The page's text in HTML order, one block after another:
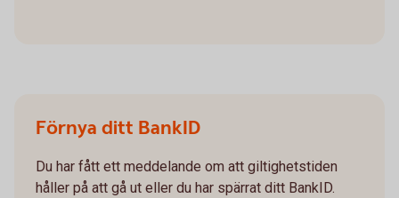
Förnya ditt BankID
Du har fått ett meddelande om att giltighetstiden
håller på att gå ut eller du har spärrat ditt BankID.